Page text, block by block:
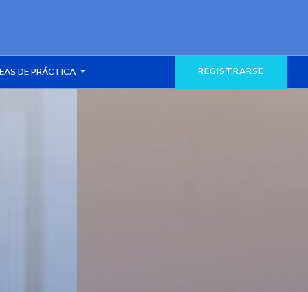
DE PRÁCTICA REGISTRARSE